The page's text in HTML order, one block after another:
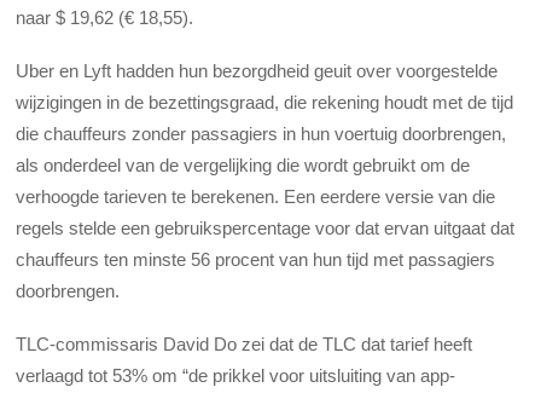
naar $ 19,62 (€ 18,55).
Uber en Lyft hadden hun bezorgdheid geuit over voorgestelde
wijzigingen in de bezettingsgraad, die rekening houdt met de tijd
die chauffeurs zonder passagiers in hun voertuig doorbrengen,
als onderdeel van de vergelijking die wordt gebruikt om de
verhoogde tarieven te berekenen. Een eerdere versie van die
regels stelde een gebruikspercentage voor dat ervan uitgaat dat
chauffeurs ten minste 56 procent van hun tijd met passagiers
doorbrengen.
TLC-commissaris David Do zei dat de TLC dat tarief heeft
verlaagd tot 53% om “de prikkel voor uitsluiting van app-